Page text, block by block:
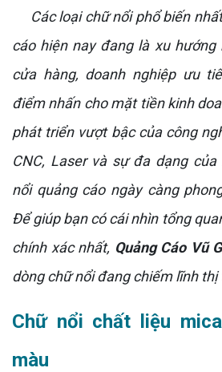
Các loại chữ nổi phổ biến
cáo hiện nay đang là xu
cửa hàng, doanh nghiệp ưu
điểm nhấn cho mặt tiền kinh
phát triển vượt bậc của công
CNC, Laser và sự đa dạng
nổi quảng cáo ngày càng
Để giúp bạn có cái nhìn tổng
chính xác nhất, Quảng Cáo Vũ
dòng chữ nổi đang chiếm lĩnh thị
Chữ nổi chất liệu
màu